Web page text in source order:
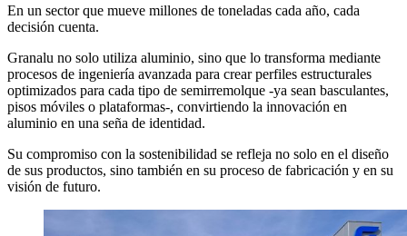
En un sector que mueve millones de toneladas cada año, cada
decisión cuenta.
Granalu no solo utiliza aluminio, sino que lo transforma mediante
procesos de ingeniería avanzada para crear perfiles estructurales
optimizados para cada tipo de semirremolque -ya sean basculantes,
pisos móviles o plataformas-, convirtiendo la innovación en
aluminio en una seña de identidad.
Su compromiso con la sostenibilidad se refleja no solo en el diseño
de sus productos, sino también en su proceso de fabricación y en su
visión de futuro.